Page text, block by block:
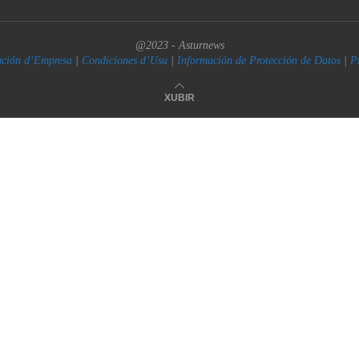
@2023 - Asturnews
d’Empresa| Condiciones d’Usu| Información de Protección de Datos|
XUBIR